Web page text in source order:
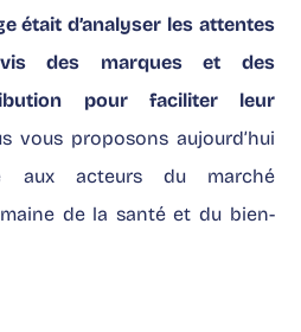
était d’analyser les attentes
vis des marques et des
pour faciliter leur
vous proposons aujourd’hui
aux acteurs du marché
de la santé et du bien-